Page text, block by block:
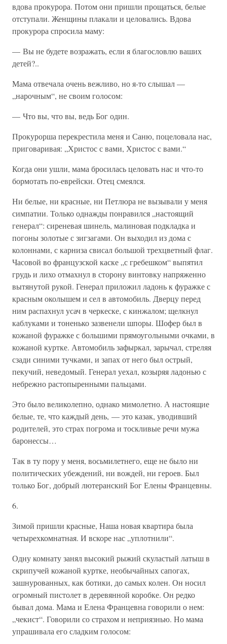
вдова прокурора. Потом они пришли прощаться, белые
отступали. Женщины плакали и целовались. Вдова
прокурора спросила маму:
— Вы не будете возражать, если я благословлю ваших
детей?..
Мама отвечала очень вежливо, но я-то слышал —
„нарочным“, не своим голосом:
— Что вы, что вы, ведь Бог один.
Прокурорша перекрестила меня и Саню, поцеловала нас,
приговаривая: „Христос с вами, Христос с вами.“
Когда они ушли, мама бросилась целовать нас и что-то
бормотать по-еврейски. Отец смеялся.
Ни белые, ни красные, ни Петлюра не вызывали у меня
симпатии. Только однажды понравился „настоящий
генерал“: сиреневая шинель, малиновая подкладка и
погоны золотые с зигзагами. Он выходил из дома с
колоннами, с карниза свисал большой трехцветный флаг.
Часовой во французской каске „с гребешком“ выпятил
грудь и лихо отмахнул в сторону винтовку напряженно
вытянутой рукой. Генерал приложил ладонь к фуражке с
красным околышем и сел в автомобиль. Дверцу перед
ним распахнул усач в черкеске, с кинжалом; щелкнул
каблуками и тоненько зазвенели шпоры. Шофер был в
кожаной фуражке с большими прямоугольными очками, в
кожаной куртке. Автомобиль зафыркал, зарычал, стреляя
сзади синими тучками, и запах от него был острый,
пекучий, неведомый. Генерал уехал, козыряя ладонью с
небрежно растопыренными пальцами.
Это было великолепно, однако мимолетно. А настоящие
белые, те, что каждый день, — это казак, уводивший
родителей, это страх погрома и тоскливые речи мужа
баронессы…
Так в ту пору у меня, восьмилетнего, еще не было ни
политических убеждений, ни вождей, ни героев. Был
только Бог, добрый лютеранский Бог Елены Францевны.
6.
Зимой пришли красные, Наша новая квартира была
четырехкомнатная. И вскоре нас „уплотнили“.
Одну комнату занял высокий рыжий скуластый латыш в
скрипучей кожаной куртке, необычайных сапогах,
зашнурованных, как ботики, до самых колен. Он носил
огромный пистолет в деревянной коробке. Он редко
бывал дома. Мама и Елена Францевна говорили о нем:
„чекист“. Говорили со страхом и неприязнью. Но мама
упрашивала его сладким голосом: